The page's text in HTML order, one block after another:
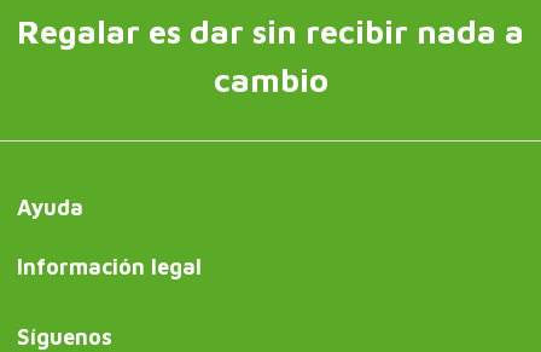
Regalar es dar sin recibir nada a
cambio
Ayuda
Información legal
Síguenos